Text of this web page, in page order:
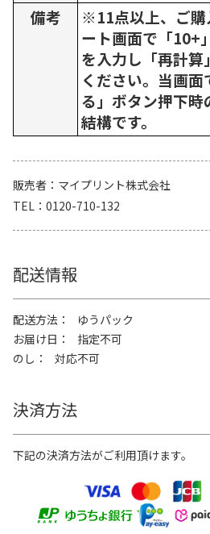
備考
※11点以上、ご購
ート画面で「10+
を入力し「再計算
ください。当画
る」ボタン押下
結構です。
販売者
マイプリント株式会社
TEL
0120-710-132
配送情報
配送方法
ゆうパック
お届け日
指定不可
のし
対応不可
決済方法
下記の決済方法がご利用頂けます。